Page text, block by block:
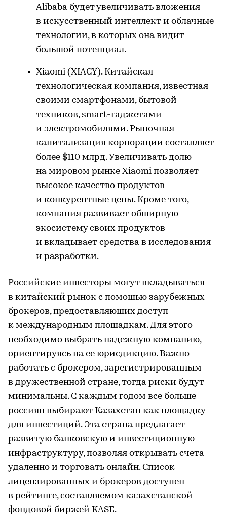
Alibaba будет увеличивать вложения
в искусственный интеллект и облачные
технологии, в которых она видит
большой потенциал.
Xiaomi (XIACY). Китайская
технологическая компания, известная
своими смартфонами, бытовой
техников, smart-гаджетами
и электромобилями. Рыночная
капитализация корпорации составляет
более $110 млрд. Увеличивать долю
на мировом рынке Xiaomi позволяет
высокое качество продуктов
и конкурентные цены. Кроме того,
компания развивает обширную
экосистему своих продуктов
и вкладывает средства в исследования
и разработки.
Российские инвесторы могут вкладываться
в китайский рынок с помощью зарубежных
брокеров, предоставляющих доступ
к международным площадкам. Для этого
необходимо выбрать надежную компанию,
ориентируясь на ее юрисдикцию. Важно
работать с брокером, зарегистрированным
в дружественной стране, тогда риски будут
минимальны. С каждым годом все больше
россиян выбирают Казахстан как площадку
для инвестиций. Эта страна предлагает
развитую банковскую и инвестиционную
инфраструктуру, позволяя открывать счета
удаленно и торговать онлайн. Список
лицензированных и брокеров доступен
в рейтинге, составляемом казахстанской
фондовой биржей KASE.